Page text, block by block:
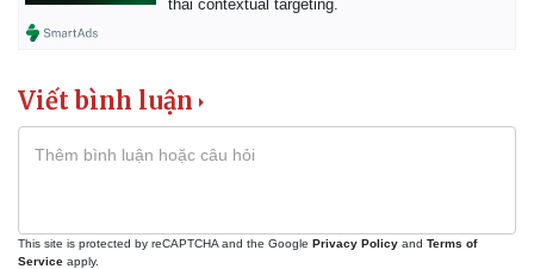
Kinh tế
Tỷ giá
thái contextual targeting.
Viết bình luận
This site is protected by reCAPTCHA and the Google Privacy Policy and Terms of
Service apply.